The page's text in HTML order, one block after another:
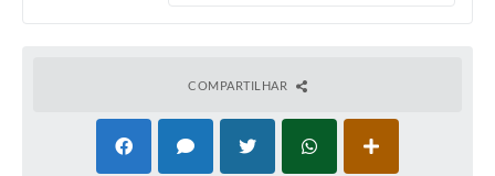
COMPARTILHAR